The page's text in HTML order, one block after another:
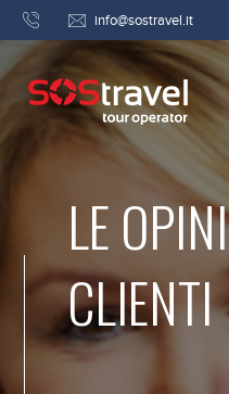
info@sostravel.it
LE
CLIENTI